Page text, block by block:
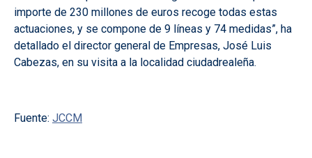
importe de 230 millones de euros recoge todas estas
actuaciones, y se compone de 9 líneas y 74 medidas”, ha
detallado el director general de Empresas, José Luis
Cabezas, en su visita a la localidad ciudadrealeña.
Fuente: JCCM